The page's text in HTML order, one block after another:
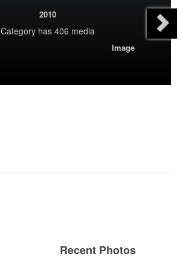
2010
Category has 406 media
Image
Recent Photos